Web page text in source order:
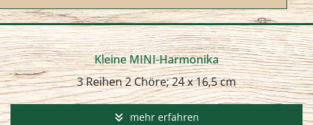
Kleine MINI-Harmonika
3 Reihen 2 Chöre; 24 x 16,5 cm
mehr erfahren